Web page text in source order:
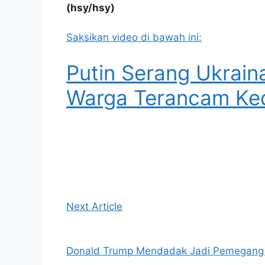
(hsy/hsy)
Saksikan video di bawah ini:
Putin Serang
Warga Terancam
Next Article
Donald Trump Mendadak Jadi